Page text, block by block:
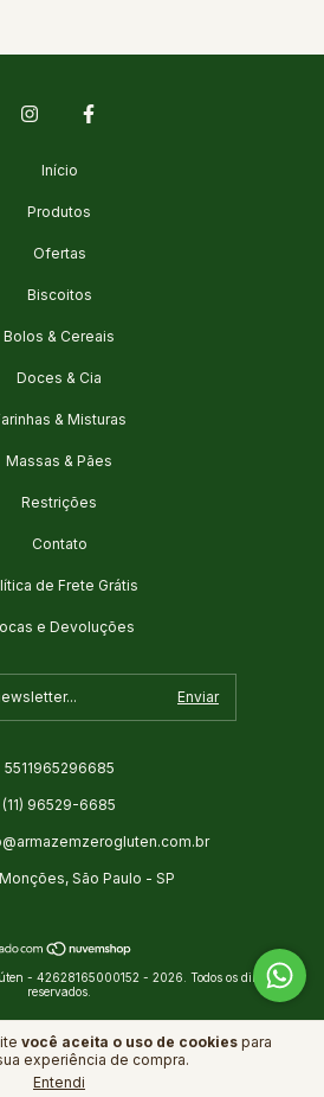
você aceita o uso de cookies para
experiência de compra.
Entendi
Início
Produtos
Ofertas
Biscoitos
Bolos & Cereais
Doces & Cia
& Misturas
Massas & Pães
Restrições
Contato
de Frete Grátis
e Devoluções
5511965296685
(11) 96529-6685
São Paulo - SP
- 42628165000152 - 2026. Todos os direitos
reservados.